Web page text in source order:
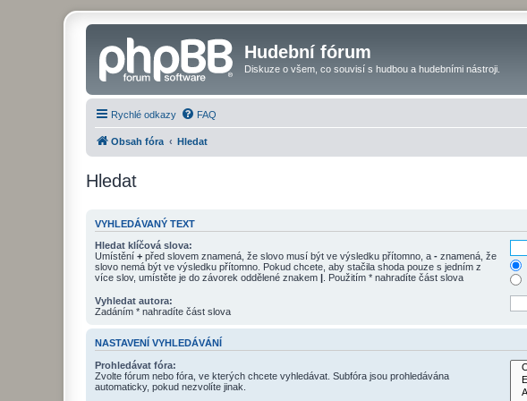
Hudební fórum
Diskuze o všem, co souvisí s hudbou a hudebními nástroji.
Rychlé odkazy FAQ
Obsah fóra Hledat
Hledat
VYHLEDÁVANÝ TEXT
Hledat klíčová slova:
Umístění + před slovem znamená, že slovo musí být ve výsledku přítomno, a - znamená, že
slovo nemá být ve výsledku přítomno. Pokud chcete, aby stačila shoda pouze s jedním z
více slov, umístěte je do závorek oddělené znakem | . Použitím * nahradíte část slova
Vyhledat autora:
Zadáním * nahradíte část slova
NASTAVENÍ VYHLEDÁVÁNÍ
Prohledávat fóra:
Zvolte fórum nebo fóra, ve kterých chcete vyhledávat. Subfóra jsou prohledávána
automaticky, pokud nezvolíte jinak.